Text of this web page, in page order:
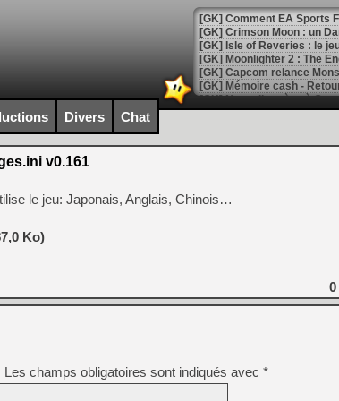
[GK] Comment EA Sports
[GK] Crimson Moon : un
[GK] Isle of Reveries : le
[GK] Moonlighter 2 : The
[GK] Capcom relance
[Mo5] Deux inédits du
[GK] Le beat'em up The
[GK] Endless Legend 2 :
[LS] [PS5] Le WebKit
[GK] Oubliez Crazy Taxi,
[LS] [Switch] NSZ 5.0.0
[GK] No More Room in
[GK] Un chatbot Atelier
[GK] Mémoire cash -
Divers Chat
v0.161
le jeu: Japonais, Anglais, Chinois…
Ko)
0
Les champs obligatoires sont indiqués avec *